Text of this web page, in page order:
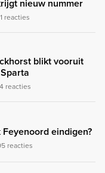
nieuw nummer
reacties
blikt vooruit
reacties
eindigen?
reacties